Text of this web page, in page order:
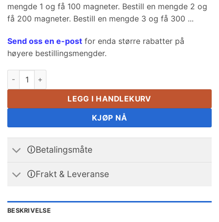
mengde 1 og få 100 magneter. Bestill en mengde 2 og
få 200 magneter. Bestill en mengde 3 og få 300 ...
Send oss ​​en e-post for enda større rabatter på
høyere bestillingsmengder.
Neodym blokkmagnet 3 x 2 x 1.5 mm N35 Srong Rare
LEGG I HANDLEKURV
KJØP NÅ
🛈Betalingsmåte
🛈Frakt & Leveranse
BESKRIVELSE